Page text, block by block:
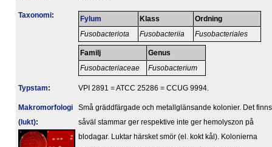
Taxonomi: Fylum
Fusobacteriota
Klass
Fusobacteriia
Ordning
Fusobacteriales
Familj
Fusobacteriaceae
Genus
Fusobacterium
Typstam: VPI 2891 = ATCC 25286 = CCUG 9994.
Makromorfologi
(lukt):
Små gräddfärgade och metallglänsande kolonier. Det finns
såväl stammar ger respektive inte ger hemolyszon på
blodagar. Luktar härsket smör (el. kokt kål). Kolonierna